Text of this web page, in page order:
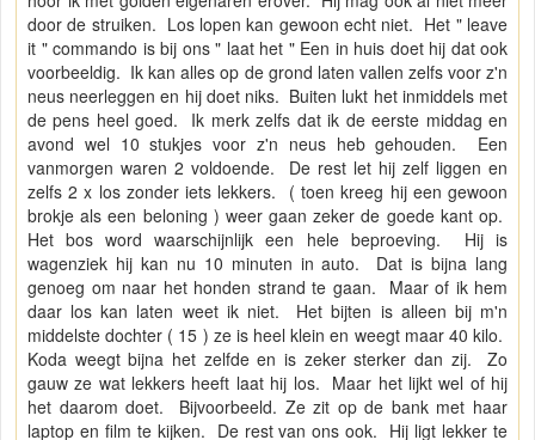
door de struiken. Los lopen kan gewoon echt niet. Het " leave
it " commando is bij ons " laat het " Een in huis doet hij dat ook
voorbeeldig. Ik kan alles op de grond laten vallen zelfs voor z'n
neus neerleggen en hij doet niks. Buiten lukt het inmiddels met
de pens heel goed. Ik merk zelfs dat ik de eerste middag en
avond wel 10 stukjes voor z'n neus heb gehouden. Een
vanmorgen waren 2 voldoende. De rest let hij zelf liggen en
zelfs 2 x los zonder iets lekkers. ( toen kreeg hij een gewoon
brokje als een beloning ) weer gaan zeker de goede kant op.
Het bos word waarschijnlijk een hele beproeving. Hij is
wagenziek hij kan nu 10 minuten in auto. Dat is bijna lang
genoeg om naar het honden strand te gaan. Maar of ik hem
daar los kan laten weet ik niet. Het bijten is alleen bij m'n
middelste dochter ( 15 ) ze is heel klein en weegt maar 40 kilo.
Koda weegt bijna het zelfde en is zeker sterker dan zij. Zo
gauw ze wat lekkers heeft laat hij los. Maar het lijkt wel of hij
het daarom doet. Bijvoorbeeld. Ze zit op de bank met haar
laptop en film te kijken. De rest van ons ook. Hij ligt lekker te